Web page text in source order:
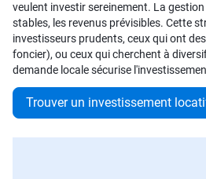
veulent investir sereinement. La
stables, les revenus prévisibles. Cette
investisseurs prudents, ceux qui ont
foncier), ou ceux qui cherchent à
demande locale sécurise
Trouver un investissement